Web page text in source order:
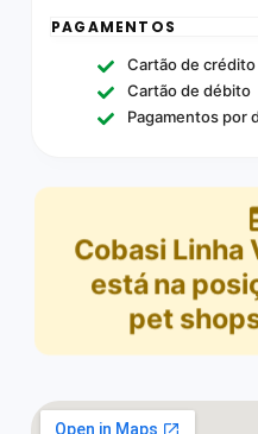
PAGAMENTOS
Cartão de crédito
Cartão de débito
Pagamentos por
Cobasi Linha
está na
pet